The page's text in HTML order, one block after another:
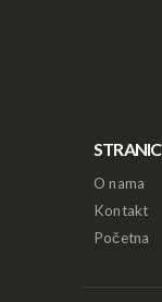
O nama
Kontakt
Početna